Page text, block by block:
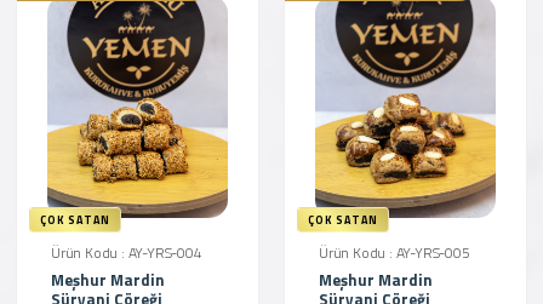
ÇOK SATAN
Ürün Kodu : AY-YRS-004
Meşhur Mardin
Süryani Çöreği
ÇOK SATAN
Ürün Kodu : AY-YRS-005
Meşhur Mardin
Süryani Çöreği